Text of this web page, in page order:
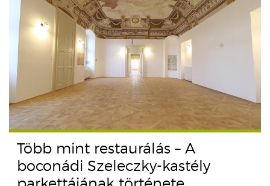
Több mint restaurálás – A
boconádi Szeleczky-kastély